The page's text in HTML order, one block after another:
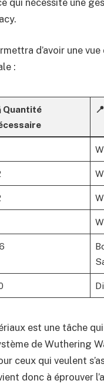
d’avoir une
:
Quantité
est une tâche
de Wuthering
ceux qui veulent
donc à éprouver